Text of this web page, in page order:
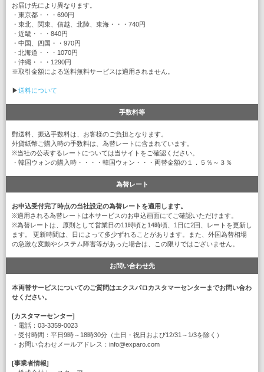
お届け先により異なります。
・東京都・・・690円
・東北、関東、信越、北陸、東海・・・740円
・近畿・・・840円
・中国、四国・・970円
・北海道・・・1070円
・沖縄・・・1290円
※取引金額による送料無料サービスは適用されません。
▶送料について
手数料等
郵送料、振込手数料は、お客様のご負担となります。
外貨紙幣ご購入時の手数料は、為替レートに含まれています。
※当社の公表するレートについては当サイトをご確認ください。
・韓国ウォンの購入時・・・・韓国ウォン・・・両替金額の１．５％～３％
為替レート
お申込受付完了時点の当社設定の為替レートを適用します。
※適用される為替レートは本サービスのお申込画面にてご確認いただけます。
※為替レートは、原則として営業日の11時頃と14時頃、1日に2回、レートを更新し
ます。 更新時間は、日によって多少ずれることがあります。また、外国為替相場
の急激な変動やシステム障害等があった場合は、この限りではございません。
お問い合わせ先
本両替サービスについてのご質問はエクスパロカスタマーセンターまでお問い合わ
せください。
[カスタマーセンター]
・電話：03-3359-0023
・受付時間：平日9時～18時30分（土日・祝日および12/31～1/3を除く）
・お問い合わせメールアドレス：info@exparo.com
[事業者情報]